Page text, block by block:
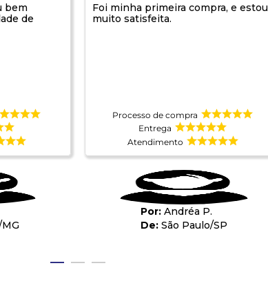
bem
de
MG
Foi minha primeira compra, e estou
muito satisfeita.
Processo de compra
Entrega
Atendimento
Andréa P.
São Paulo/SP